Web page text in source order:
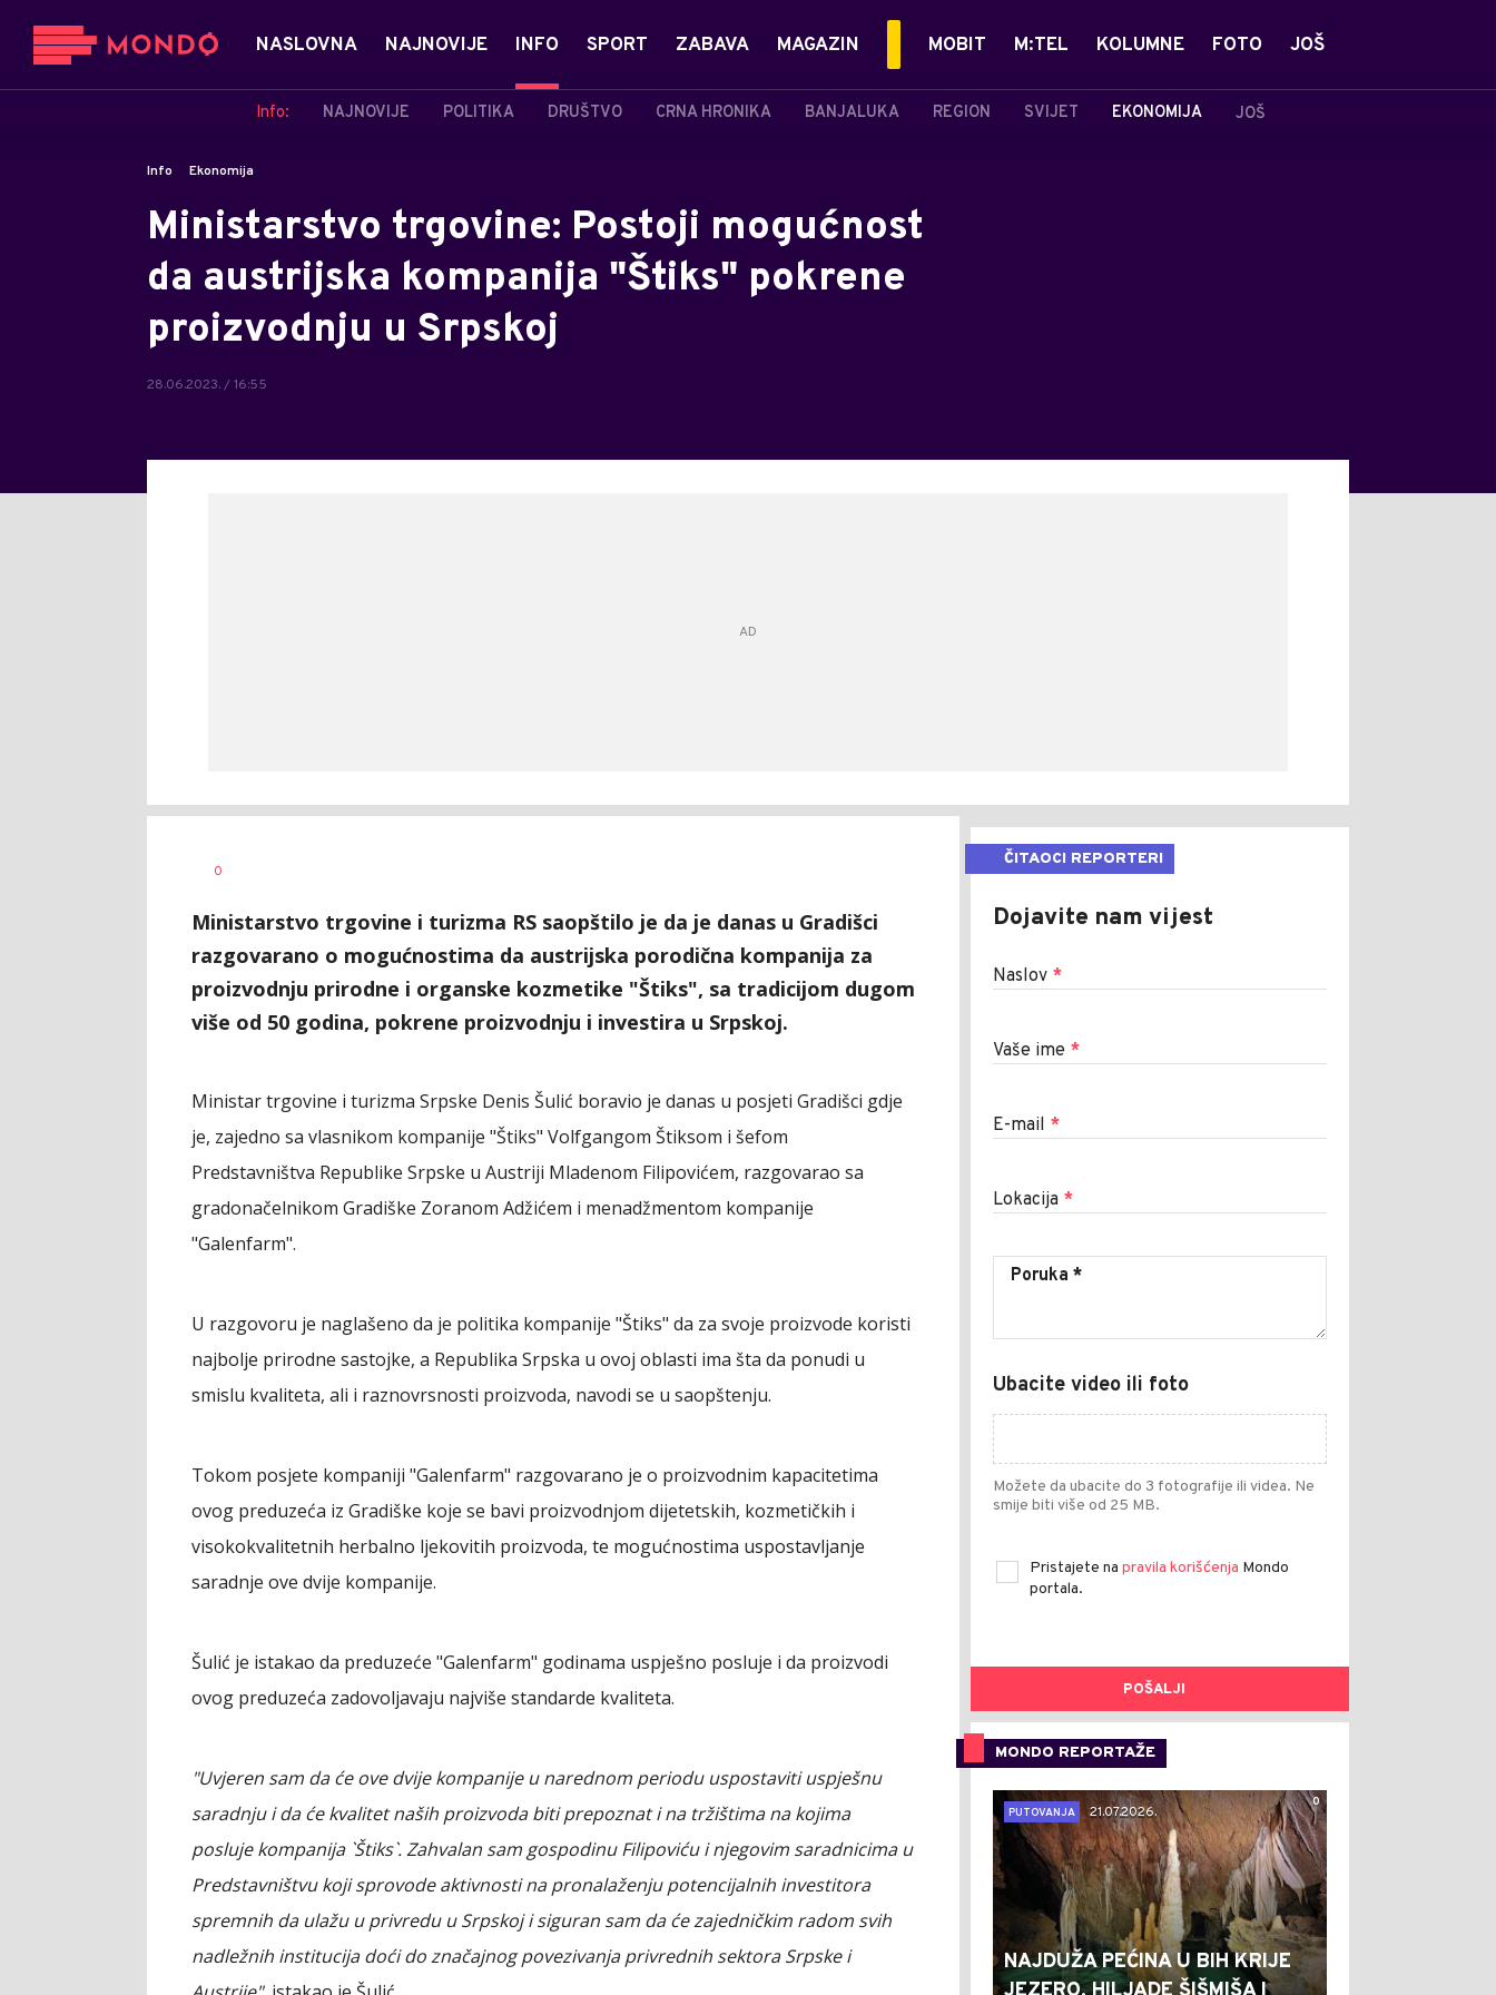
NASLOVNA NAJNOVIJE INFO
Info: NAJNOVIJE POLITIKA DRUŠTVO CRNA HRONIKA BANJALUKA REGION SVIJET EKONOMIJA JOŠ
SPORT ZABAVA MAGAZIN MOBIT M:TEL KOLUMNE FOTO JOŠ
Info Ekonomija
Ministarstvo trgovine: Postoji mogućnost
da austrijska kompanija "Štiks" pokrene
proizvodnju u Srpskoj
28.06.2023. / 16:55
AUTOR
0
Ministarstvo trgovine i turizma RS saopštilo je da je danas u Gradišci
razgovarano o mogućnostima da austrijska porodična kompanija za
proizvodnju prirodne i organske kozmetike "Štiks", sa tradicijom dugom
više od 50 godina, pokrene proizvodnju i investira u Srpskoj.
Ministar trgovine i turizma Srpske Denis Šulić boravio je danas u posjeti Gradišci gdje
je, zajedno sa vlasnikom kompanije "Štiks" Volfgangom Štiksom i šefom
Predstavništva Republike Srpske u Austriji Mladenom Filipovićem, razgovarao sa
gradonačelnikom Gradiške Zoranom Adžićem i menadžmentom kompanije
"Galenfarm".
U razgovoru je naglašeno da je politika kompanije "Štiks" da za svoje proizvode koristi
najbolje prirodne sastojke, a Republika Srpska u ovoj oblasti ima šta da ponudi u
smislu kvaliteta, ali i raznovrsnosti proizvoda, navodi se u saopštenju.
Tokom posjete kompaniji "Galenfarm" razgovarano je o proizvodnim kapacitetima
ovog preduzeća iz Gradiške koje se bavi proizvodnjom dijetetskih, kozmetičkih i
visokokvalitetnih herbalno ljekovitih proizvoda, te mogućnostima uspostavljanje
saradnje ove dvije kompanije.
Šulić je istakao da preduzeće "Galenfarm" godinama uspješno posluje i da proizvodi
ovog preduzeća zadovoljavaju najviše standarde kvaliteta.
"Uvjeren sam da će ove dvije kompanije u narednom periodu uspostaviti uspješnu
saradnju i da će kvalitet naših proizvoda biti prepoznat i na tržištima na kojima
posluje kompanija `Štiks`. Zahvalan sam gospodinu Filipoviću i njegovim saradnicima u
Predstavništvu koji sprovode aktivnosti na pronalaženju potencijalnih investitora
spremnih da ulažu u privredu u Srpskoj i siguran sam da će zajedničkim radom svih
nadležnih institucija doći do značajnog povezivanja privrednih sektora Srpske i
ČITAOCI REPORTERI
Dojavite nam vijest
Naslov *
Vaše ime *
E-mail *
Lokacija *
Ubacite video ili foto
Možete da ubacite do 3 fotografije ili videa. Ne
smije biti više od 25 MB.
Pristajete na pravila korišćenja Mondo
portala.
POŠALJI
MONDO REPORTAŽE
0
PUTOVANJA
21.07.2026.
NAJDUŽA PEĆINA U BIH KRIJE